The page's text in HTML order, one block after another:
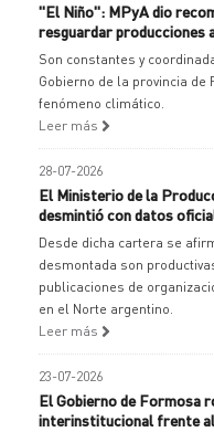
"El Niño": MPyA dio
resguardar producciones
Son constantes y
Gobierno de la provincia
fenómeno climático.
Leer más
28-07-2026
El Ministerio de la
desmintió con datos
Desde dicha cartera se
desmontada son
publicaciones de
en el Norte argentino.
Leer más
23-07-2026
El Gobierno de Formosa
interinstitucional frente